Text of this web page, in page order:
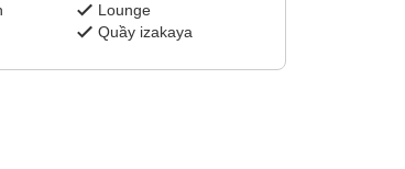
Lounge
Quầy izakaya